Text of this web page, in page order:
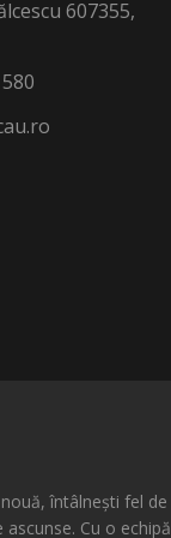
607355,
întâlnești fel de
Cu o echipă